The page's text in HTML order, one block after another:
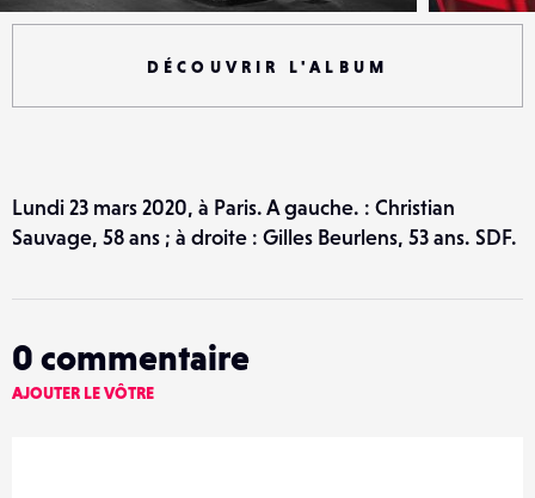
DÉCOUVRIR L'ALBUM
Lundi 23 mars 2020, à Paris. A gauche. : Christian
Sauvage, 58 ans ; à droite : Gilles Beurlens, 53 ans. SDF.
0 commentaire
AJOUTER LE VÔTRE